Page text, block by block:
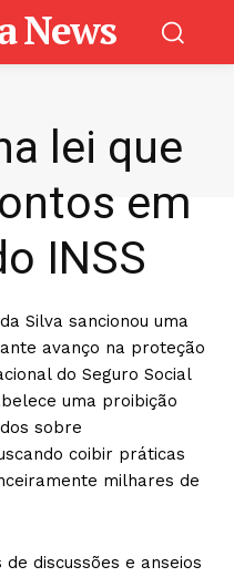
News
lei que
em
INSS
Silva sancionou uma
avanço na proteção
do Seguro Social
uma proibição
sobre
coibir práticas
milhares de
discussões e anseios